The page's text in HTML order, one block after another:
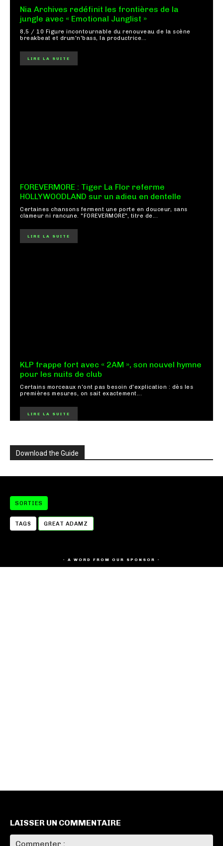
Nia Archives redéfinit les frontières de la
jungle avec « Emotional Junglist »
8,5 / 10 Figure incontournable du renouveau de la scène
breakbeat et drum'n'bass, la productrice...
LIRE LA SUITE
FOREVERMORE : Tiger La Flor referme
HOLLYWOODLAND sur un adieu en dentelle
Certaines chansons ferment une porte en douceur, sans
clameur ni rancune. "FOREVERMORE", titre de...
LIRE LA SUITE
KLP frappe fort avec « 2AM », son nouvel hymne
pour les nuits de club
Certains morceaux n'ont pas besoin d'explication : dès les
premières mesures, on sait exactement...
LIRE LA SUITE
Download the Guide
SORTIES
TAGS GREAT ADAMZ
- A WORD FROM OUR SPONSOR -
LAISSER UN COMMENTAIRE